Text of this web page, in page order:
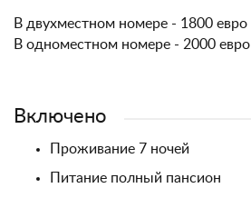
В двухместном номере - 1800 евро
В одноместном номере - 2000 евро
Включено
Проживание 7 ночей
Питание полный пансион